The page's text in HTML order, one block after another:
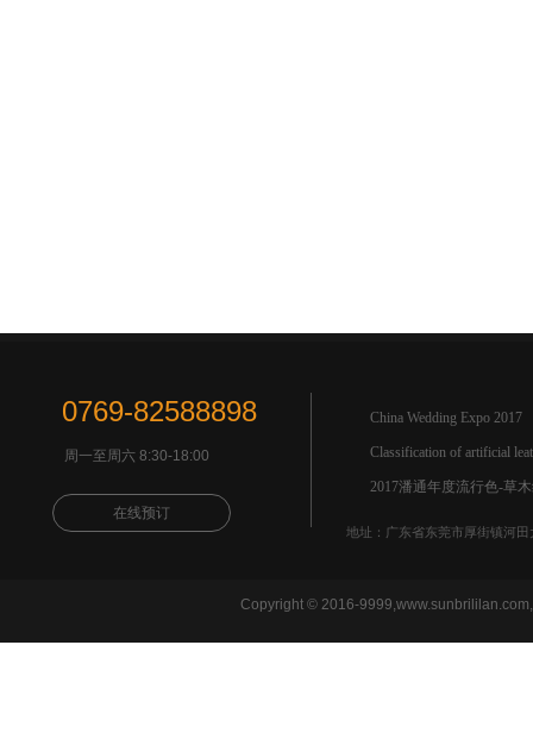
Copyright © 2016-
在线预订
0769-82588898
地址：广东省东莞市厚街镇河
China Wedding Expo 2017
Classification of artificial
2017潘通年度流行色-草
周一至周六 8:30-18:00